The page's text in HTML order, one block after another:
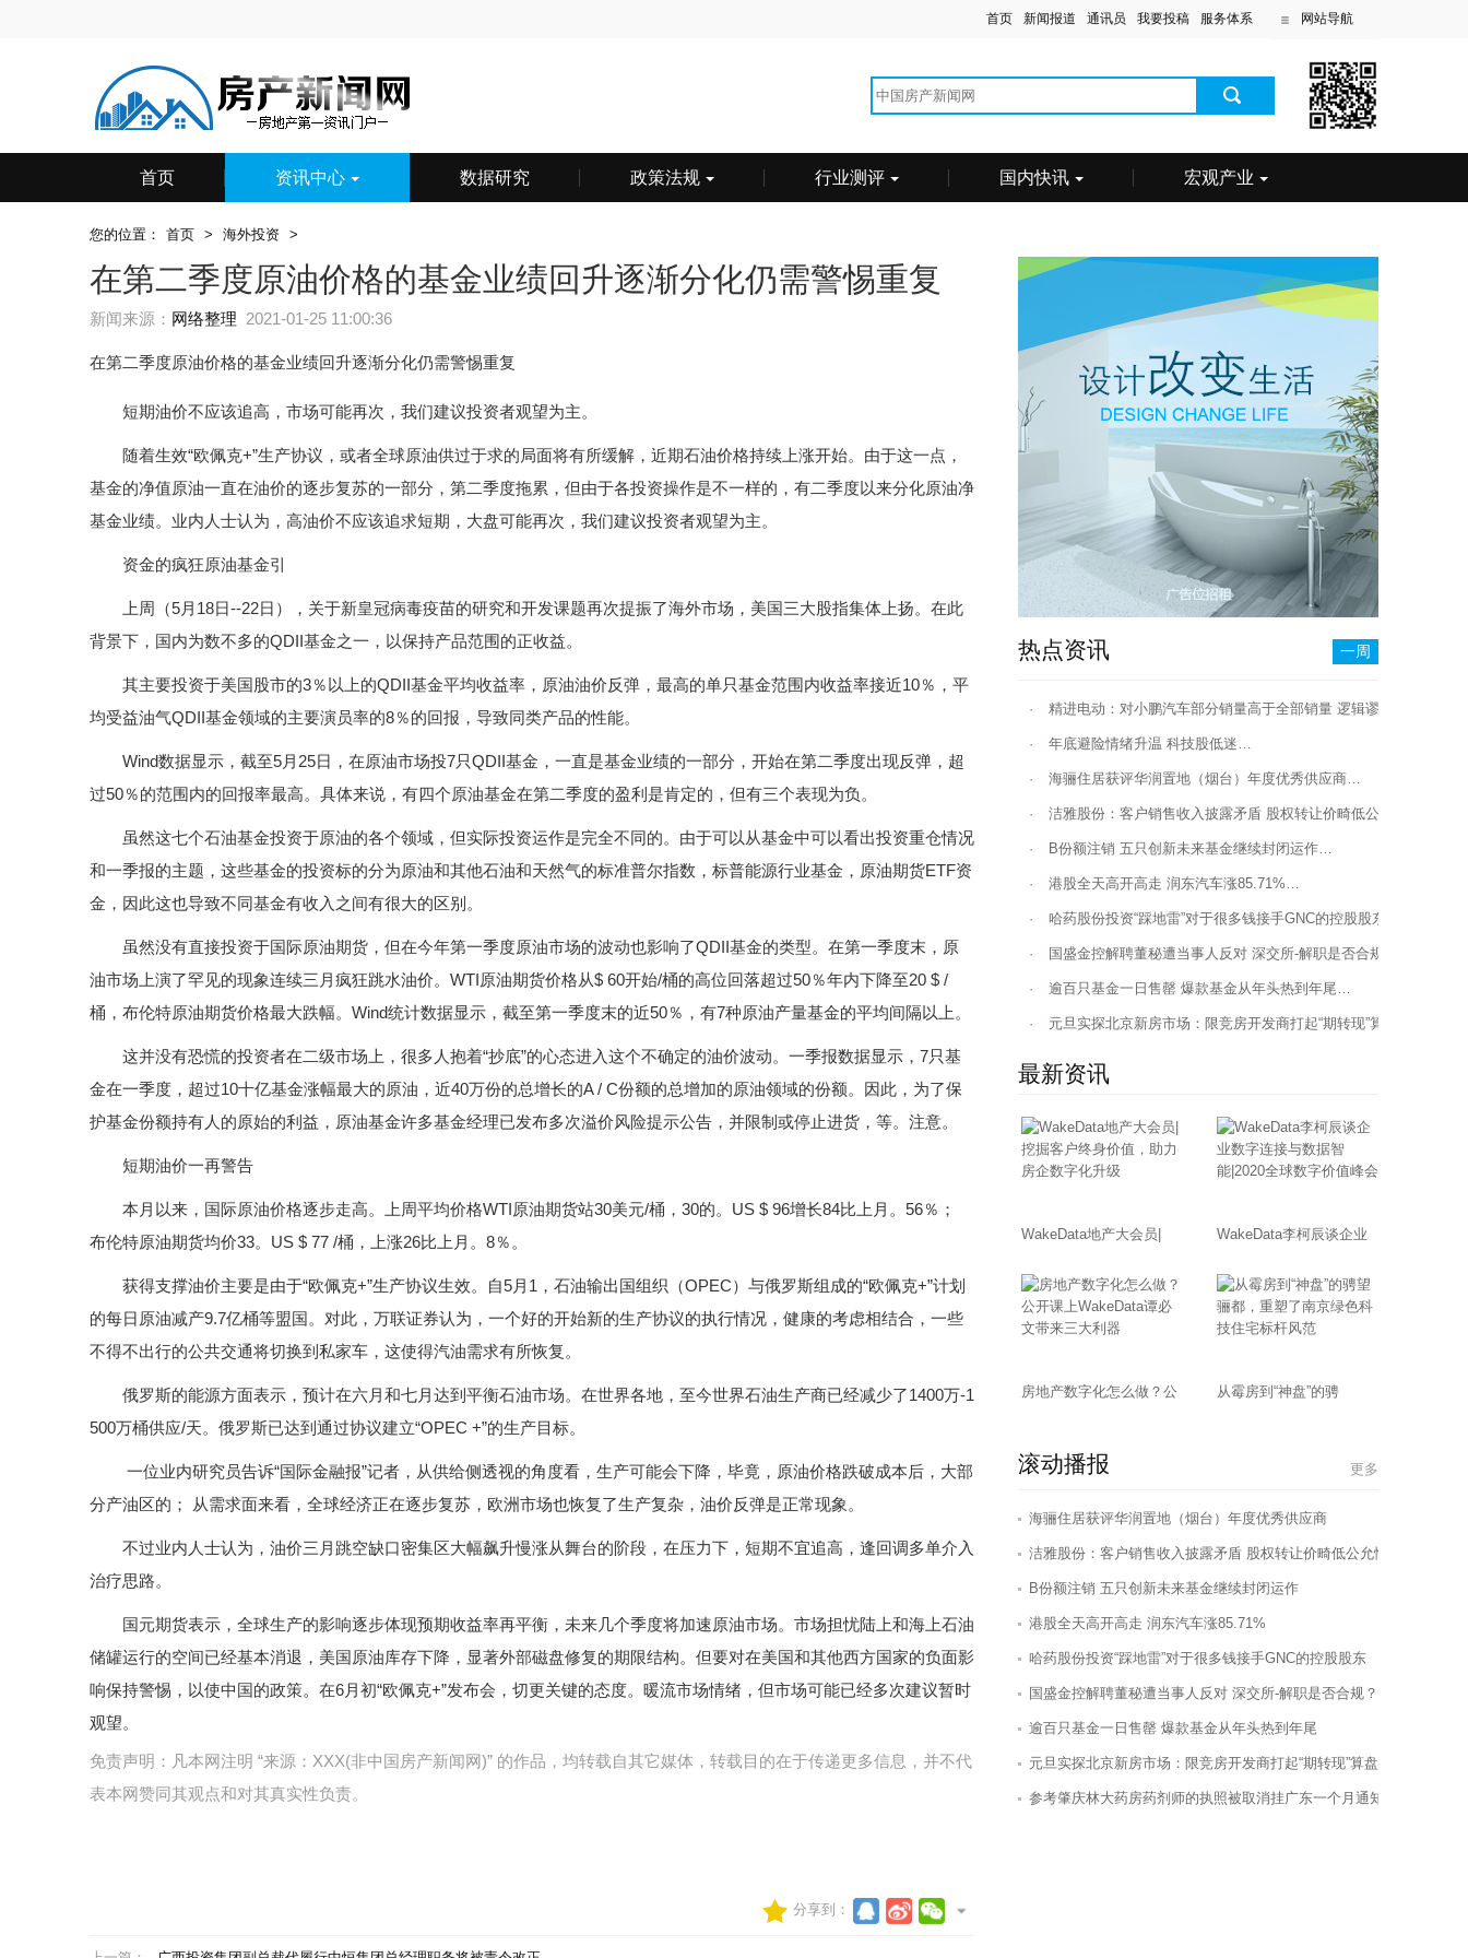
首页 新闻报道 通讯员 我要投稿 服务体系 网站导航
首页 资讯中心 数据研究 政策法规 行业测评 国内快讯 宏观产业
您的位置： 首页 > 海外投资 >
在第二季度原油价格的基金业绩回升逐渐分化仍需警惕重复
新闻来源： 网络整理 2021-01-25 11:00:36
在第二季度原油价格的基金业绩回升逐渐分化仍需警惕重复
短期油价不应该追高，市场可能再次，我们建议投资者观望为主。
随着生效“欧佩克+”生产协议，或者全球原油供过于求的局面将有所缓解，近期石油价格持续上涨开始。由于这一点，
基金的净值原油一直在油价的逐步复苏的一部分，第二季度拖累，但由于各投资操作是不一样的，有二季度以来分化原油净
基金业绩。业内人士认为，高油价不应该追求短期，大盘可能再次，我们建议投资者观望为主。
资金的疯狂原油基金引
上周（5月18日--22日），关于新皇冠病毒疫苗的研究和开发课题再次提振了海外市场，美国三大股指集体上扬。在此
背景下，国内为数不多的QDII基金之一，以保持产品范围的正收益。
其主要投资于美国股市的3％以上的QDII基金平均收益率，原油油价反弹，最高的单只基金范围内收益率接近10％，平
均受益油气QDII基金领域的主要演员率的8％的回报，导致同类产品的性能。
Wind数据显示，截至5月25日，在原油市场投7只QDII基金，一直是基金业绩的一部分，开始在第二季度出现反弹，超
过50％的范围内的回报率最高。具体来说，有四个原油基金在第二季度的盈利是肯定的，但有三个表现为负。
虽然这七个石油基金投资于原油的各个领域，但实际投资运作是完全不同的。由于可以从基金中可以看出投资重仓情况
和一季报的主题，这些基金的投资标的分为原油和其他石油和天然气的标准普尔指数，标普能源行业基金，原油期货ETF资
金，因此这也导致不同基金有收入之间有很大的区别。
虽然没有直接投资于国际原油期货，但在今年第一季度原油市场的波动也影响了QDII基金的类型。在第一季度末，原
油市场上演了罕见的现象连续三月疯狂跳水油价。WTI原油期货价格从$ 60开始/桶的高位回落超过50％年内下降至20 $ /
桶，布伦特原油期货价格最大跌幅。Wind统计数据显示，截至第一季度末的近50％，有7种原油产量基金的平均间隔以上。
这并没有恐慌的投资者在二级市场上，很多人抱着“抄底”的心态进入这个不确定的油价波动。一季报数据显示，7只基
金在一季度，超过10十亿基金涨幅最大的原油，近40万份的总增长的A / C份额的总增加的原油领域的份额。因此，为了保
护基金份额持有人的原始的利益，原油基金许多基金经理已发布多次溢价风险提示公告，并限制或停止进货，等。注意。
短期油价一再警告
本月以来，国际原油价格逐步走高。上周平均价格WTI原油期货站30美元/桶，30的。US $ 96增长84比上月。56％；
布伦特原油期货均价33。US $ 77 /桶，上涨26比上月。8％。
获得支撑油价主要是由于“欧佩克+”生产协议生效。自5月1，石油输出国组织（OPEC）与俄罗斯组成的“欧佩克+”计划
的每日原油减产9.7亿桶等盟国。对此，万联证券认为，一个好的开始新的生产协议的执行情况，健康的考虑相结合，一些
不得不出行的公共交通将切换到私家车，这使得汽油需求有所恢复。
俄罗斯的能源方面表示，预计在六月和七月达到平衡石油市场。在世界各地，至今世界石油生产商已经减少了1400万-1
500万桶供应/天。俄罗斯已达到通过协议建立“OPEC +”的生产目标。
一位业内研究员告诉“国际金融报”记者，从供给侧透视的角度看，生产可能会下降，毕竟，原油价格跌破成本后，大部
分产油区的； 从需求面来看，全球经济正在逐步复苏，欧洲市场也恢复了生产复杂，油价反弹是正常现象。
不过业内人士认为，油价三月跳空缺口密集区大幅飙升慢涨从舞台的阶段，在压力下，短期不宜追高，逢回调多单介入
治疗思路。
国元期货表示，全球生产的影响逐步体现预期收益率再平衡，未来几个季度将加速原油市场。市场担忧陆上和海上石油
储罐运行的空间已经基本消退，美国原油库存下降，显著外部磁盘修复的期限结构。但要对在美国和其他西方国家的负面影
响保持警惕，以使中国的政策。在6月初“欧佩克+”发布会，切更关键的态度。暖流市场情绪，但市场可能已经多次建议暂时
观望。
免责声明：凡本网注明 “来源：XXX(非中国房产新闻网)” 的作品，均转载自其它媒体，转载目的在于传递更多信息，并不代
表本网赞同其观点和对其真实性负责。
分享到：
热点资讯 一周
· 精进电动：对小鹏汽车部分销量高于全部销量 逻辑谬误拉低信披
· 年底避险情绪升温 科技股低迷…
· 海骊住居获评华润置地（烟台）年度优秀供应商…
· 洁雅股份：客户销售收入披露矛盾 股权转让价畸低公允性存疑_0…
· B份额注销 五只创新未来基金继续封闭运作…
· 港股全天高开高走 润东汽车涨85.71%…
· 哈药股份投资“踩地雷”对于很多钱接手GNC的控股股东…
· 国盛金控解聘董秘遭当事人反对 深交所-解职是否合规？…
· 逾百只基金一日售罄 爆款基金从年头热到年尾…
· 元旦实探北京新房市场：限竞房开发商打起“期转现”算盘…
最新资讯
WakeData地产大会员| WakeData李柯辰谈企业
房地产数字化怎么做？公 从霉房到“神盘”的骋
滚动播报 更多
海骊住居获评华润置地（烟台）年度优秀供应商
洁雅股份：客户销售收入披露矛盾 股权转让价畸低公允性存疑_0
B份额注销 五只创新未来基金继续封闭运作
港股全天高开高走 润东汽车涨85.71%
哈药股份投资“踩地雷”对于很多钱接手GNC的控股股东
国盛金控解聘董秘遭当事人反对 深交所-解职是否合规？
逾百只基金一日售罄 爆款基金从年头热到年尾
元旦实探北京新房市场：限竞房开发商打起“期转现”算盘
参考肇庆林大药房药剂师的执照被取消挂广东一个月通知两个_0